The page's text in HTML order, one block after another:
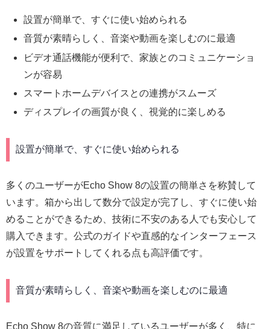
設置が簡単で、すぐに使い始められる
音質が素晴らしく、音楽や動画を楽しむのに最適
ビデオ通話機能が便利で、家族とのコミュニケーショ
ンが容易
スマートホームデバイスとの連携がスムーズ
ディスプレイの画質が良く、視覚的に楽しめる
設置が簡単で、すぐに使い始められる
多くのユーザーがEcho Show 8の設置の簡単さを称賛して
います。箱から出して数分で設定が完了し、すぐに使い始
めることができるため、技術に不安のある人でも安心して
購入できます。公式のガイドや直感的なインターフェース
が設置をサポートしてくれる点も高評価です。
音質が素晴らしく、音楽や動画を楽しむのに最適
Echo Show 8の音質に満足しているユーザーが多く、特に